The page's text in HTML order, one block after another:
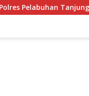
Perkuat Sinergi